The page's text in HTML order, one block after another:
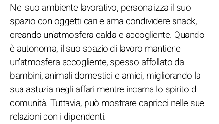
Nel suo ambiente lavorativo, personalizza il suo
spazio con oggetti cari e ama condividere snack,
creando un'atmosfera calda e accogliente. Quando
è autonoma, il suo spazio di lavoro mantiene
un'atmosfera accogliente, spesso affollato da
bambini, animali domestici e amici, migliorando la
sua astuzia negli affari mentre incarna lo spirito di
comunità. Tuttavia, può mostrare capricci nelle sue
relazioni con i dipendenti.